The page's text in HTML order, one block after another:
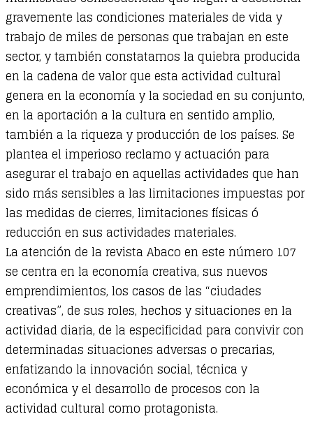
gravemente las condiciones materiales de vida y
trabajo de miles de personas que trabajan en este
sector, y también constatamos la quiebra producida
en la cadena de valor que esta actividad cultural
genera en la economía y la sociedad en su conjunto,
en la aportación a la cultura en sentido amplio,
también a la riqueza y producción de los países. Se
plantea el imperioso reclamo y actuación para
asegurar el trabajo en aquellas actividades que han
sido más sensibles a las limitaciones impuestas por
las medidas de cierres, limitaciones físicas ó
reducción en sus actividades materiales.
La atención de la revista Abaco en este número 107
se centra en la economía creativa, sus nuevos
emprendimientos, los casos de las “ciudades
creativas”, de sus roles, hechos y situaciones en la
actividad diaria, de la especificidad para convivir con
determinadas situaciones adversas o precarias,
enfatizando la innovación social, técnica y
económica y el desarrollo de procesos con la
actividad cultural como protagonista.